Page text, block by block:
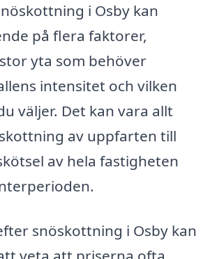
i Osby kan
på flera faktorer,
yta som behöver
intensitet och vilken
väljer. Det kan vara allt
av uppfarten till
av hela fastigheten
snöskottning i Osby kan